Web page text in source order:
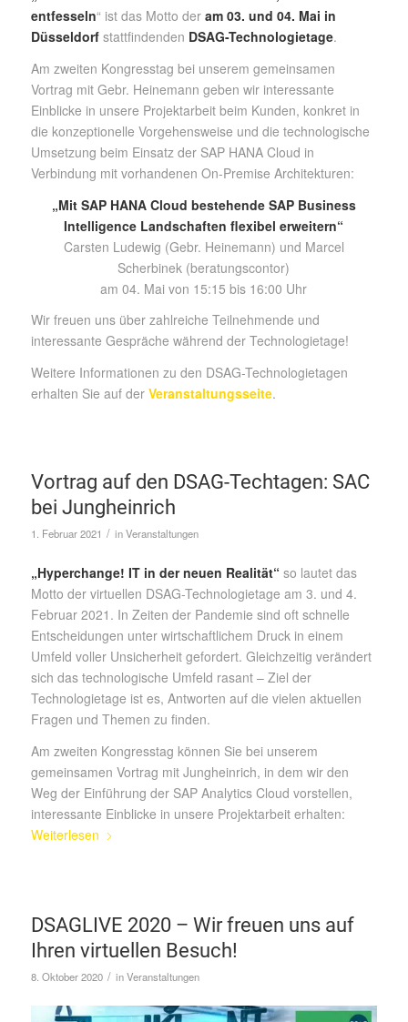
entfesseln“ ist das Motto der am 03. und 04. Mai in
Düsseldorfstattfindenden DSAG-Technologietage.
Am zweiten Kongresstag bei unserem gemeinsamen
Vortrag mit Gebr. Heinemann geben wir interessante
Einblicke in unsere Projektarbeit beim Kunden, konkret in
die konzeptionelle Vorgehensweise und die technologische
Umsetzung beim Einsatz der SAP HANA Cloud in
Verbindung mit vorhandenen On-Premise Architekturen:
„Mit SAP HANA Cloud bestehende SAP Business
Intelligence Landschaften flexibel erweitern“
Carsten Ludewig (Gebr. Heinemann) und Marcel
Scherbinek (beratungscontor)
am 04. Mai von 15:15 bis 16:00 Uhr
Wir freuen uns über zahlreiche Teilnehmende und
interessante Gespräche während der Technologietage!
Weitere Informationen zu den DSAG-Technologietagen
erhalten Sie auf der Veranstaltungsseite.
Vortrag auf den DSAG-Techtagen: SAC
bei Jungheinrich
1. Februar 2021 / inVeranstaltungen
„Hyperchange! IT in der neuen Realität“ so lautet das
Motto der virtuellen DSAG-Technologietage am 3. und 4.
Februar 2021. In Zeiten der Pandemie sind oft schnelle
Entscheidungen unter wirtschaftlichem Druck in einem
Umfeld voller Unsicherheit gefordert. Gleichzeitig verändert
sich das technologische Umfeld rasant – Ziel der
Technologietage ist es, Antworten auf die vielen aktuellen
Fragen und Themen zu finden.
Am zweiten Kongresstag können Sie bei unserem
gemeinsamen Vortrag mit Jungheinrich, in dem wir den
Weg der Einführung der SAP Analytics Cloud vorstellen,
interessante Einblicke in unsere Projektarbeit erhalten:
Weiterlesen
DSAGLIVE 2020 – Wir freuen uns auf
Ihren virtuellen Besuch!
8. Oktober 2020 / inVeranstaltungen